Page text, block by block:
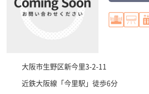
大阪市生野区新今里3-2-11
近鉄大阪線「今里駅 」徒歩6分